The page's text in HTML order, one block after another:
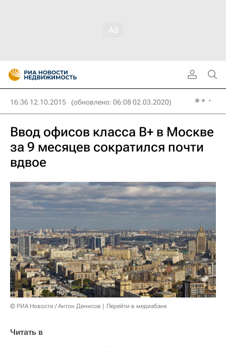
16:36 12.10.2015 (обновлено: 06:08 02.03.2020)
Ввод офисов класса B+ в Москве
за 9 месяцев сократился почти
вдвое
© РИА Новости / Антон Денисов Перейти в медиабанк
Читать в